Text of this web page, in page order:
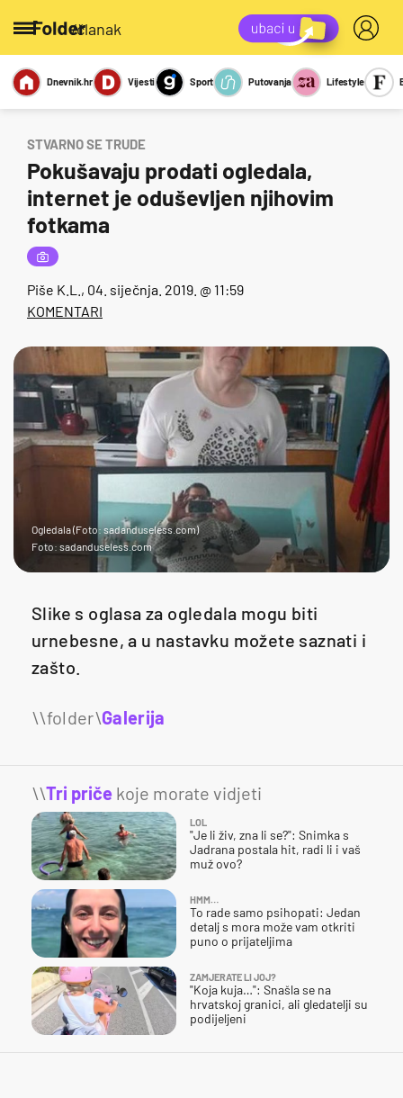
/članak
Miks Kviz
Report
Sexy
Dnevnik.hr Vijesti Sport Putovanja Lifestyle
STVARNO SE TRUDE
Pokušavaju prodati ogledala,
internet je oduševljen njihovim
fotkama
Piše K.L. , 04. siječnja. 2019. @ 11:59
KOMENTARI
Ogledala (Foto: sadanduseless.com)
Foto: sadanduseless.com
Slike s oglasa za ogledala mogu biti
urnebesne, a u nastavku možete saznati i
zašto.
Galerija
\\Tri priče koje morate vidjeti
LOL
"Je li živ, zna li se?": Snimka s
Jadrana postala hit, radi li i vaš
muž ovo?
HMM…
To rade samo psihopati: Jedan
detalj s mora može vam otkriti
puno o prijateljima
ZAMJERATE LI JOJ?
"Koja kuja…": Snašla se na
hrvatskoj granici, ali gledatelji su
podijeljeni